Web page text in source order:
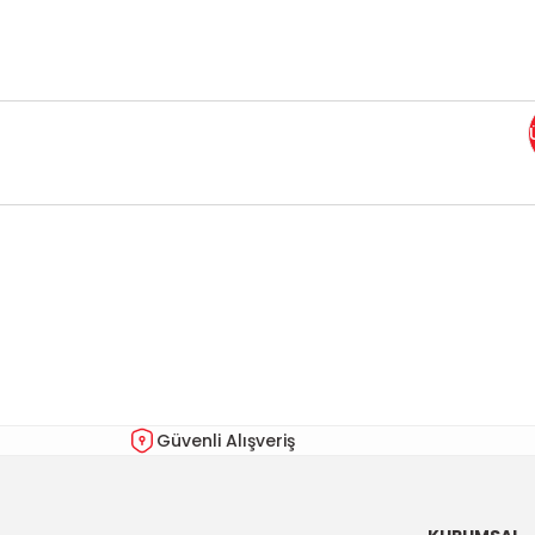
Ürün fiyatı diğer sitelerden daha pahalı.
Güvenli Alışveriş